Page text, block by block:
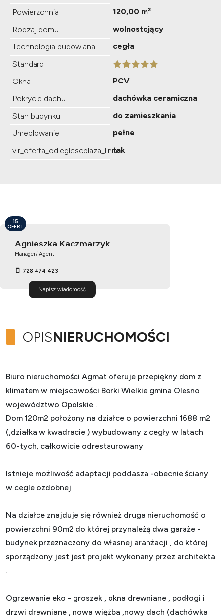
Powierzchnia
120,00 m²
Rodzaj domu
wolnostojący
Technologia budowlana
cegła
Standard
Okna
PCV
Pokrycie dachu
dachówka ceramiczna
Stan budynku
do zamieszkania
Umeblowanie
pełne
vir_oferta_odlegloscplaza_liniatak
Agnieszka Kaczmarzyk
Manager/ Agent
728 474 423
Napisz wiadomość
15
OFERT
OPISNIERUCHOMOŚCI
Biuro nieruchomości Agmat oferuje przepiękny dom z
klimatem w miejscowości Borki Wielkie gmina Olesno
województwo Opolskie .
Dom 120m2 położony na działce o powierzchni 1688 m2
(,działka w kwadracie ) wybudowany z cegły w latach
60-tych, całkowicie odrestaurowany
Istnieje możliwość adaptacji poddasza -obecnie ściany
w cegle ozdobnej .
Na działce znajduje się również druga nieruchomość o
powierzchni 90m2 do której przynależą dwa garaże -
budynek przeznaczony do własnej aranżacji , do której
sporządzony jest jest projekt wykonany przez architekta
.
Ogrzewanie eko - groszek , okna drewniane , podłogi i
drzwi drewniane , nowa więźba ,nowy dach (dachówka